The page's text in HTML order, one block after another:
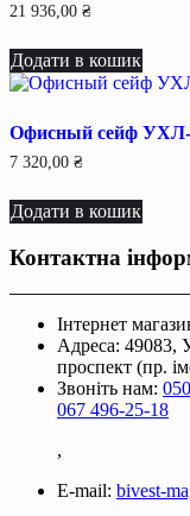
21 936,00 ₴
Додати в кошик
Офисный сейф
7 320,00 ₴
Додати в кошик
Контактна
Інтернет
Адреса: 49083,
проспект (пр.
Звоніть нам:
067 496-25-18
,
E-mail: bivest-